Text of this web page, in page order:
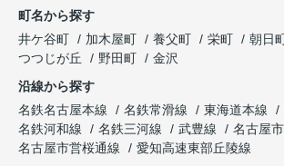
町名から探す
井ケ谷町
加木屋町 養父町 栄町 朝日
つつじが丘
野田町
金沢
沿線から探す
名鉄名古屋本線
名鉄常滑線 東海道本線
名鉄河和線
名鉄三河線 武豊線
名古屋
名古屋市営桜通線
愛知高速東部丘陵線